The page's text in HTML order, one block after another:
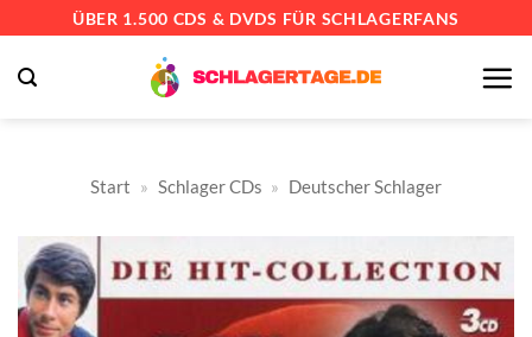
springen
ÜBER 1.500 CDS & DVDS FÜR SCHLAGERFANS
Start » Schlager CDs » Deutscher Schlager